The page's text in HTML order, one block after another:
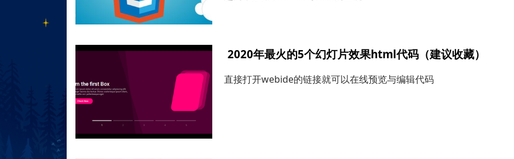
2020年最火的5个幻灯片效果html代码（建议收藏）
直接打开webide的链接就可以在线预览与编辑代码